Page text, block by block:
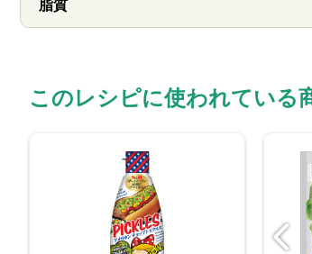
脂質
このレシピに使われている